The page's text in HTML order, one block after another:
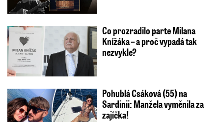
Co prozradilo parte Milana
Knížáka – a proč vypadá tak
nezvykle?
Pohublá Csáková (55) na
Sardinii: Manžela vyměnila za
zajíčka!